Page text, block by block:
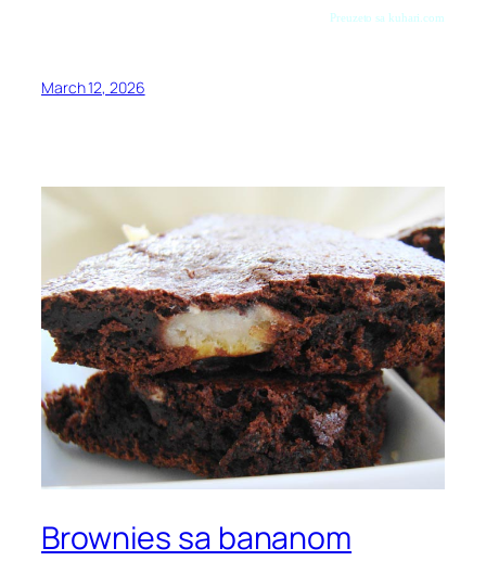
Preuzeto sa kuhari.com
March 12, 2026
Brownies sa bananom